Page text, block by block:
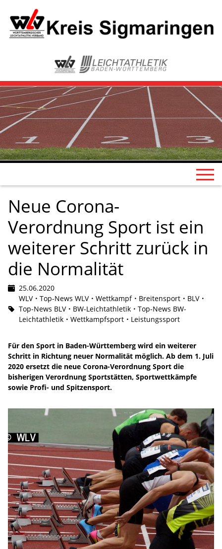
Neue Corona-
Verordnung Sport ist ein
weiterer Schritt zurück in
die Normalität
25.06.2020
WLV
Top-News WLV Wettkampf Breitensport
BLV
Top-News BLV
BW-Leichtathletik
Top-News BW-
Leichtathletik
Wettkampfsport Leistungssport
Für den Sport in Baden-Württemberg wird ein weiterer
Schritt in Richtung neuer Normalität möglich. Ab dem 1. Juli
2020 ersetzt die neue Corona-Verordnung Sport die
bisherigen Verordnung Sportstätten, Sportwettkämpfe
sowie Profi- und Spitzensport.